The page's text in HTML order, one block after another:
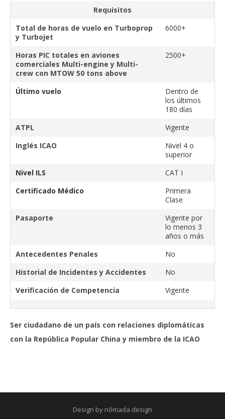
Requisitos
Total de horas de vuelo en Turboprop
y Turbojet
6000+
Horas PIC totales en aviones
comerciales Multi-engine y Multi-
crew con MTOW 50 tons above
2500+
Último vuelo
Dentro de
los últimos
180 días
ATPL
Vigente
Inglés ICAO
Nivel 4 o
superior
Nivel ILS
CAT I
Certificado Médico
Primera
Clase
Pasaporte
Vigente por
lo menos 3
años o más
Antecedentes Penales
No
Historial de Incidentes y Accidentes
No
Verificación de Competencia
Vigente
Ser ciudadano de un país con relaciones diplomáticas
con la República Popular China y miembro de la ICAO
Design by nômada design